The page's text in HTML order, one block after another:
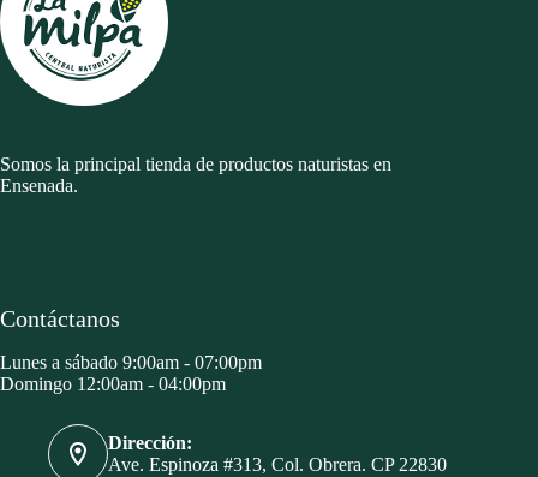
Somos la principal tienda de productos naturistas en
Ensenada.
Contáctanos
Lunes a sábado 9:00am - 07:00pm
Domingo 12:00am - 04:00pm
Dirección:
Ave. Espinoza #313, Col. Obrera. CP 22830